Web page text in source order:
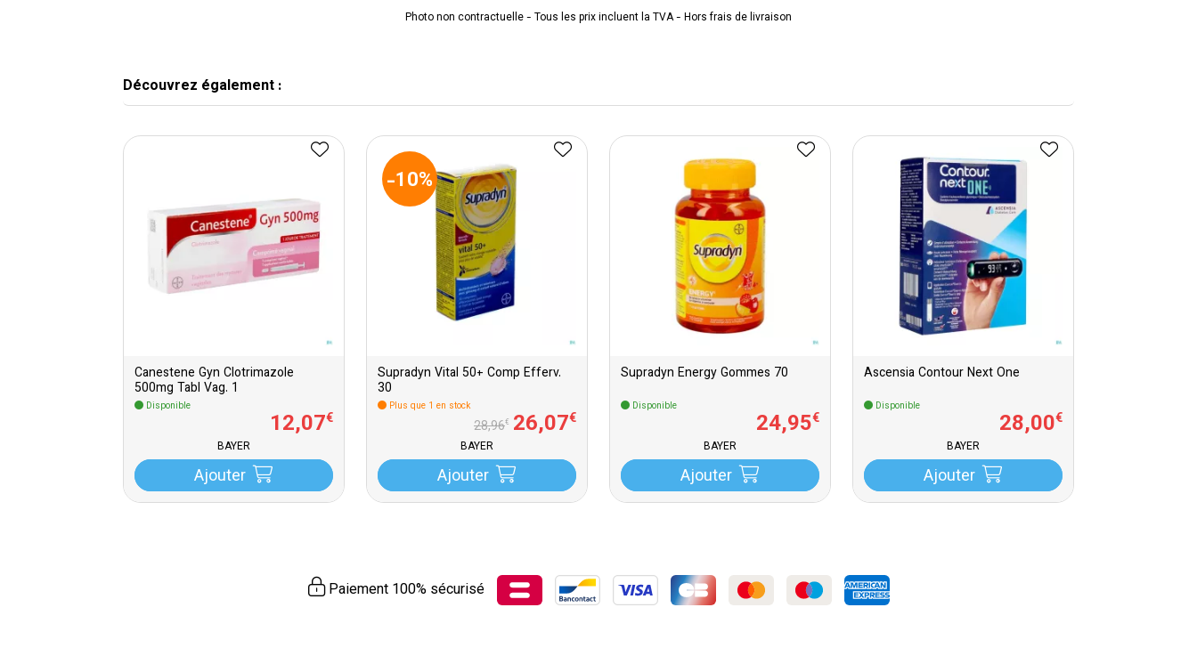
Photo non contractuelle - Tous les prix incluent la TVA - Hors frais de livraison
Découvrez également :
Canestene Gyn Clotrimazole
500mg Tabl Vag. 1
Disponible
12,07€
BAYER
Ajouter
-10%
Supradyn Vital 50+ Comp Efferv.
30
Plus que 1 en stock
28,96€ 26,07€
BAYER
Ajouter
Supradyn Energy Gommes 70
Disponible
24,95€
BAYER
Ajouter
Ascensia Contour Next One
Disponible
28,00€
BAYER
Ajouter
Paiement 100% sécurisé